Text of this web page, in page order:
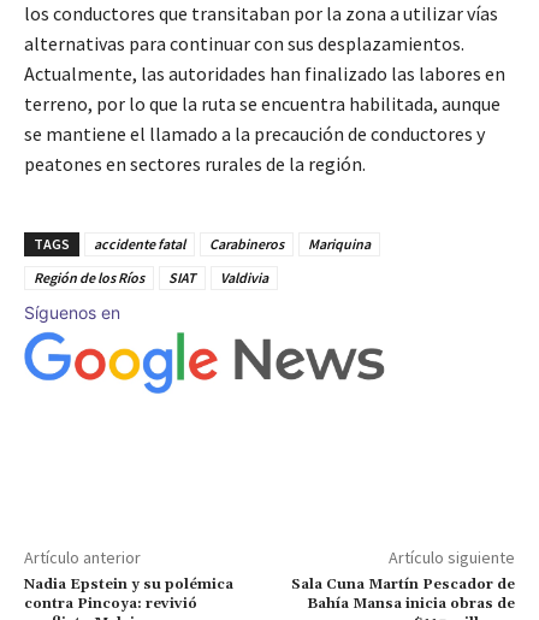
los conductores que transitaban por la zona a utilizar vías
alternativas para continuar con sus desplazamientos.
Actualmente, las autoridades han finalizado las labores en
terreno, por lo que la ruta se encuentra habilitada, aunque
se mantiene el llamado a la precaución de conductores y
peatones en sectores rurales de la región.
TAGS accidente fatal Carabineros
Mariquina
Región de los Ríos
SIAT Valdivia
Síguenos en
Artículo anterior
Nadia Epstein y su polémica
contra Pincoya: revivió
Artículo siguiente
Sala Cuna Martín Pescador de
Bahía Mansa inicia obras de